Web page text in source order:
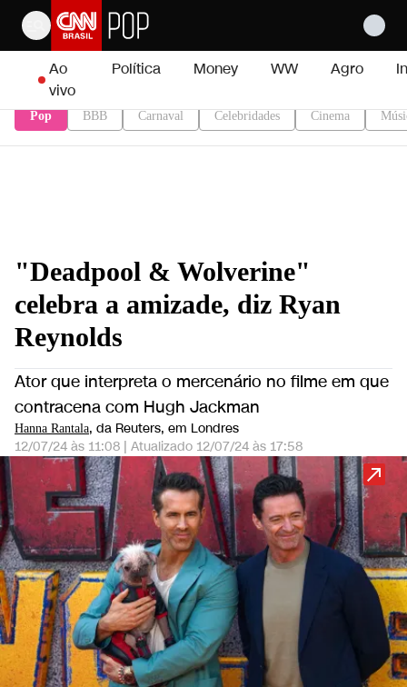
Pular para o conteúdo
Ao
vivo
Política Money WW Agro
Pop BBB Carnaval Celebridades Cinema
"Deadpool & Wolverine"
celebra a amizade, diz Ryan
Reynolds
Ator que interpreta o mercenário no filme em que
contracena com Hugh Jackman
Hanna Rantala, da Reuters, em Londres
12/07/24 às 11:08 | Atualizado 12/07/24 às 17:58